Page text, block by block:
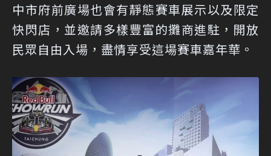
中市府前廣場也會有靜態賽車展示以及限定
快閃店，並邀請多樣豐富的攤商進駐，開放
民眾自由入場，盡情享受這場賽車嘉年華。